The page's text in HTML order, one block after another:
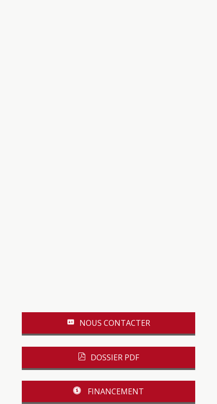
NOUS CONTACTER
DOSSIER PDF
FINANCEMENT